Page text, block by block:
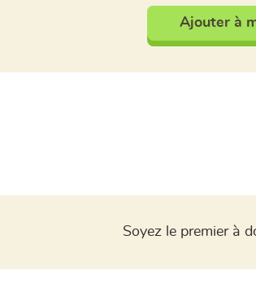
Ajouter à
Soyez le premier à